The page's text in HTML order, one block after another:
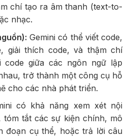
chí tạo ra âm thanh (text-to-
nhạc.
Gemini có thể viết code,
giải thích code, và thậm chí
code giữa các ngôn ngữ lập
trở thành một công cụ hỗ
cho các nhà phát triển.
có khả năng xem xét nội
tóm tắt các sự kiện chính, mô
đoạn cụ thể, hoặc trả lời câu